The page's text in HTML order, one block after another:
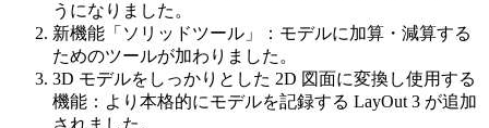
うになりました。
新機能「ソリッドツール」：モデルに加算・減算する
ためのツールが加わりました。
3D モデルをしっかりとした 2D 図面に変換し使用する
機能：より本格的にモデルを記録する LayOut 3 が追加